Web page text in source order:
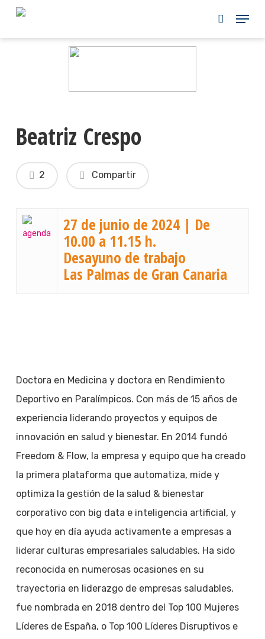
Skip
Beatriz Crespo
Compartir
2
27 de junio de 2024 | De
10.00 a 11.15 h.
Desayuno de trabajo
Las Palmas de Gran Canaria
Doctora en Medicina y doctora en Rendimiento
Deportivo en Paralímpicos. Con más de 15 años de
experiencia liderando proyectos y equipos de
innovación en salud y bienestar. En 2014 fundó
Freedom & Flow, la empresa y equipo que ha creado
la primera plataforma que automatiza, mide y
optimiza la gestión de la salud & bienestar
corporativo con big data e inteligencia artificial, y
que hoy en día ayuda activamente a empresas a
liderar culturas empresariales saludables. Ha sido
reconocida en numerosas ocasiones en su
trayectoria en liderazgo de empresas saludables,
fue nombrada en 2018 dentro del Top 100 Mujeres
Líderes de España, o Top 100 Líderes Disruptivos e